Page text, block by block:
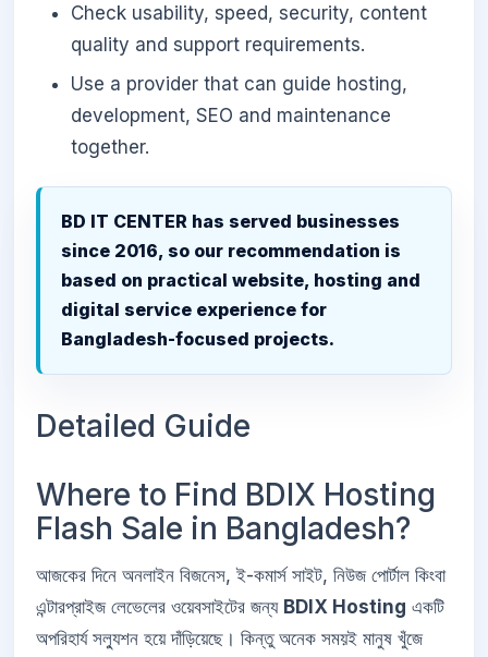
Check usability, speed, security, content
quality and support requirements.
Use a provider that can guide hosting,
development, SEO and maintenance
together.
BD IT CENTER has served businesses
since 2016, so our recommendation is
based on practical website, hosting and
digital service experience for
Bangladesh-focused projects.
Detailed Guide
Where to Find BDIX Hosting
Flash Sale in Bangladesh?
আজকের দিনে অনলাইন বিজনেস, ই-কমার্স সাইট, নিউজ পোর্টাল কিংবা
এন্টারপ্রাইজ লেভেলের ওয়েবসাইটের জন্য BDIX Hosting একটি
অপরিহার্য সল্যুশন হয়ে দাঁড়িয়েছে। কিন্তু অনেক সময়ই মানুষ খুঁজে